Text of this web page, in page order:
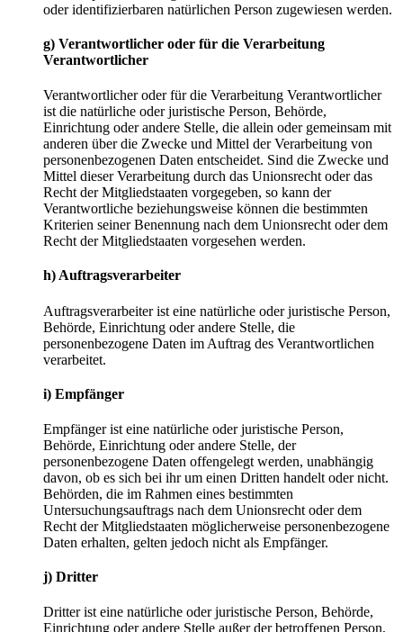
oder identifizierbaren natürlichen Person zugewiesen werden.
g) Verantwortlicher oder für die Verarbeitung
Verantwortlicher
Verantwortlicher oder für die Verarbeitung Verantwortlicher
ist die natürliche oder juristische Person, Behörde,
Einrichtung oder andere Stelle, die allein oder gemeinsam mit
anderen über die Zwecke und Mittel der Verarbeitung von
personenbezogenen Daten entscheidet. Sind die Zwecke und
Mittel dieser Verarbeitung durch das Unionsrecht oder das
Recht der Mitgliedstaaten vorgegeben, so kann der
Verantwortliche beziehungsweise können die bestimmten
Kriterien seiner Benennung nach dem Unionsrecht oder dem
Recht der Mitgliedstaaten vorgesehen werden.
h) Auftragsverarbeiter
Auftragsverarbeiter ist eine natürliche oder juristische Person,
Behörde, Einrichtung oder andere Stelle, die
personenbezogene Daten im Auftrag des Verantwortlichen
verarbeitet.
i) Empfänger
Empfänger ist eine natürliche oder juristische Person,
Behörde, Einrichtung oder andere Stelle, der
personenbezogene Daten offengelegt werden, unabhängig
davon, ob es sich bei ihr um einen Dritten handelt oder nicht.
Behörden, die im Rahmen eines bestimmten
Untersuchungsauftrags nach dem Unionsrecht oder dem
Recht der Mitgliedstaaten möglicherweise personenbezogene
Daten erhalten, gelten jedoch nicht als Empfänger.
j) Dritter
Dritter ist eine natürliche oder juristische Person, Behörde,
Einrichtung oder andere Stelle außer der betroffenen Person,